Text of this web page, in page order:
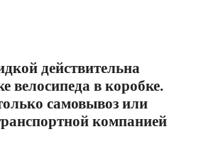
действительна
велосипеда в коробке.
самовывоз или
компанией